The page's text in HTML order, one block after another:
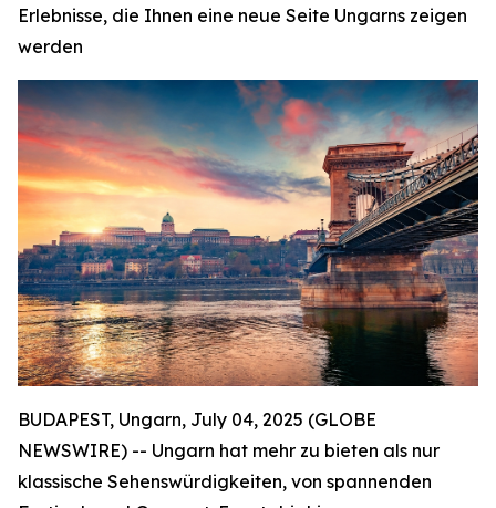
Erlebnisse, die Ihnen eine neue Seite Ungarns zeigen
werden
BUDAPEST, Ungarn, July 04, 2025 (GLOBE
NEWSWIRE) -- Ungarn hat mehr zu bieten als nur
klassische Sehenswürdigkeiten, von spannenden